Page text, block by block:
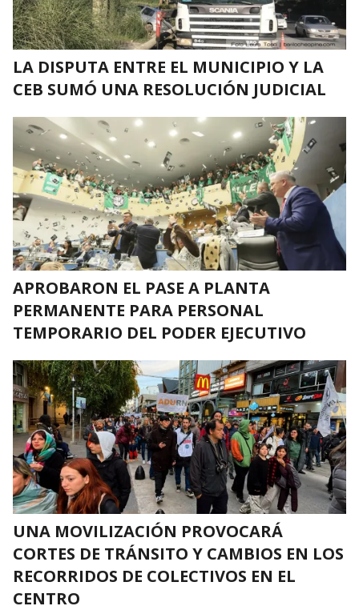
LA DISPUTA ENTRE EL MUNICIPIO Y LA
CEB SUMÓ UNA RESOLUCIÓN JUDICIAL
APROBARON EL PASE A PLANTA
PERMANENTE PARA PERSONAL
TEMPORARIO DEL PODER EJECUTIVO
UNA MOVILIZACIÓN PROVOCARÁ
CORTES DE TRÁNSITO Y CAMBIOS EN LOS
RECORRIDOS DE COLECTIVOS EN EL
CENTRO